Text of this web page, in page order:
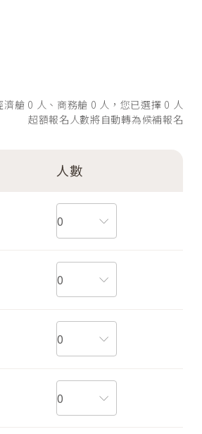
濟艙 0 人、商務艙 0 人，您已選擇 0 人
超額報名人數將自動轉為候補報名
人數